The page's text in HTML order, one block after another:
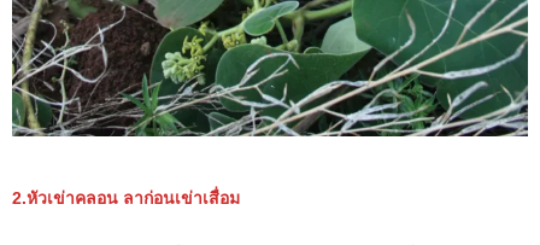
2.หัวเข่าคลอน ลาก่อนเข่าเสื่อม